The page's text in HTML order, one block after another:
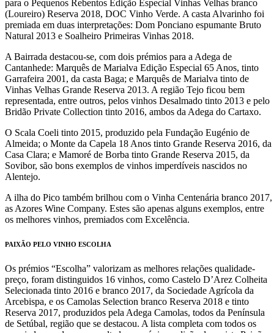
para o Pequenos Rebentos Edição Especial Vinhas Velhas branco
(Loureiro) Reserva 2018, DOC Vinho Verde. A casta Alvarinho foi
premiada em duas interpretações: Dom Ponciano espumante Bruto
Natural 2013 e Soalheiro Primeiras Vinhas 2018.
A Bairrada destacou-se, com dois prémios para a Adega de
Cantanhede: Marquês de Marialva Edição Especial 65 Anos, tinto
Garrafeira 2001, da casta Baga; e Marquês de Marialva tinto de
Vinhas Velhas Grande Reserva 2013. A região Tejo ficou bem
representada, entre outros, pelos vinhos Desalmado tinto 2013 e pelo
Bridão Private Collection tinto 2016, ambos da Adega do Cartaxo.
O Scala Coeli tinto 2015, produzido pela Fundação Eugénio de
Almeida; o Monte da Capela 18 Anos tinto Grande Reserva 2016, da
Casa Clara; e Mamoré de Borba tinto Grande Reserva 2015, da
Sovibor, são bons exemplos de vinhos imperdíveis nascidos no
Alentejo.
A ilha do Pico também brilhou com o Vinha Centenária branco 2017,
as Azores Wine Company. Estes são apenas alguns exemplos, entre
os melhores vinhos, premiados com Excelência.
PAIXÃO PELO VINHO ESCOLHA
Os prémios “Escolha” valorizam as melhores relações qualidade-
preço, foram distinguidos 16 vinhos, como Castelo D’Arez Colheita
Selecionada tinto 2016 e branco 2017, da Sociedade Agrícola da
Arcebispa, e os Camolas Selection branco Reserva 2018 e tinto
Reserva 2017, produzidos pela Adega Camolas, todos da Península
de Setúbal, região que se destacou. A lista completa com todos os